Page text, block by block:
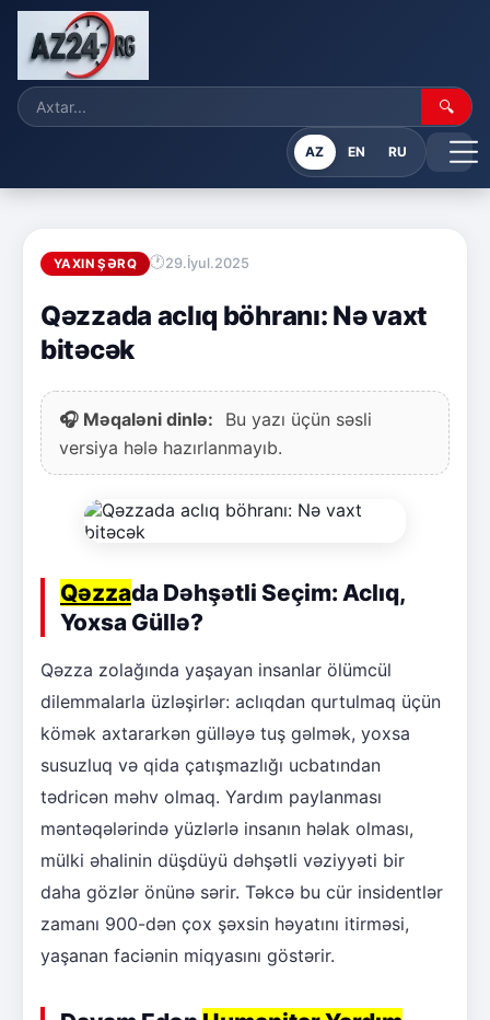
🔍
AZ EN RU
YAXIN ŞƏRQ 29.İyul.2025
Qəzzada aclıq böhranı: Nə vaxt
bitəcək
🎧 Məqaləni dinlə:
Bu yazı üçün səsli
versiya hələ hazırlanmayıb.
Qəzzada Dəhşətli Seçim: Aclıq,
Yoxsa Güllə?
Qəzza zolağında yaşayan insanlar ölümcül
dilemmalarla üzləşirlər: aclıqdan qurtulmaq üçün
kömək axtararkən gülləyə tuş gəlmək, yoxsa
susuzluq və qida çatışmazlığı ucbatından
tədricən məhv olmaq. Yardım paylanması
məntəqələrində yüzlərlə insanın həlak olması,
mülki əhalinin düşdüyü dəhşətli vəziyyəti bir
daha gözlər önünə sərir. Təkcə bu cür insidentlər
zamanı 900-dən çox şəxsin həyatını itirməsi,
yaşanan faciənin miqyasını göstərir.